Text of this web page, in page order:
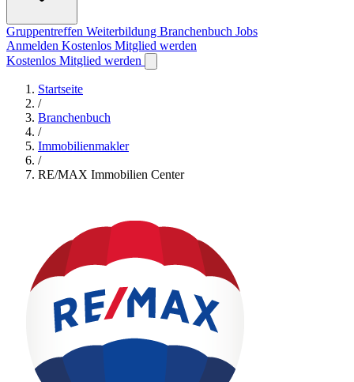
Gruppentreffen Weiterbildung Branchenbuch Jobs
Anmelden Kostenlos Mitglied werden
Kostenlos Mitglied werden
Startseite
/
Branchenbuch
/
Immobilienmakler
/
RE/MAX Immobilien Center